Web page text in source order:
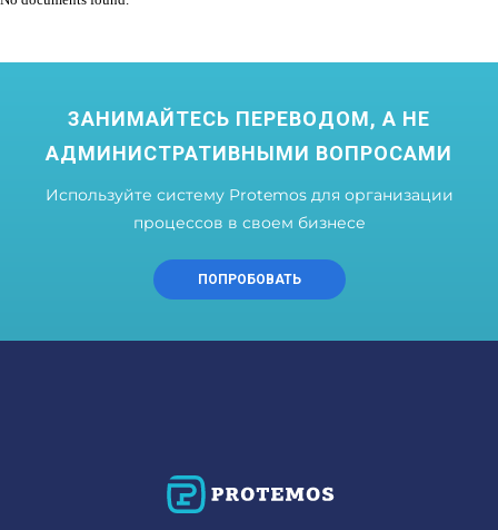
ЗАНИМАЙТЕСЬ ПЕРЕВОДОМ, А НЕ
АДМИНИСТРАТИВНЫМИ ВОПРОСАМИ
Используйте систему Protemos для организации
процессов в своем бизнесе
ПОПРОБОВАТЬ